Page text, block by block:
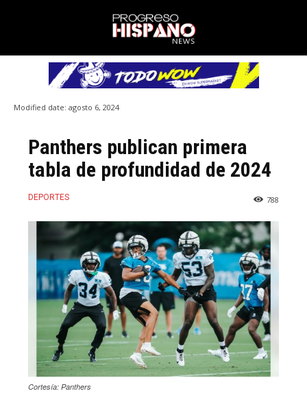
Modified date: agosto 6, 2024
Panthers publican primera
tabla de profundidad de 2024
DEPORTES 788
Cortesía: Panthers